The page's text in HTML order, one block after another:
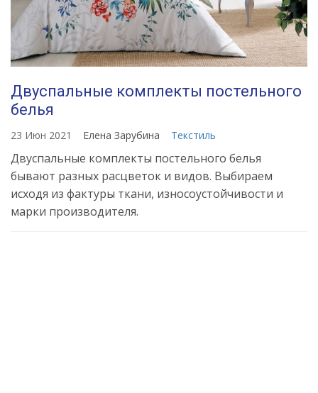
Двуспальные комплекты постельного
белья
23 Июн 2021 Елена Зарубина Текстиль
Двуспальные комплекты постельного белья
бывают разных расцветок и видов. Выбираем
исходя из фактуры ткани, износоустойчивости и
марки производителя.